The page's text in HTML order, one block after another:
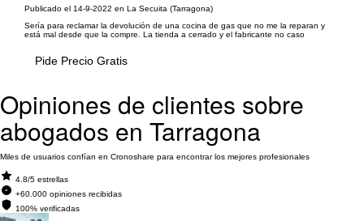
Publicado el 14-9-2022 en La Secuita (Tarragona)
Sería para reclamar la devolución de una cocina de gas que no me la reparan y
está mal desde que la compre. La tienda a cerrado y el fabricante no caso
Pide Precio Gratis
Opiniones de clientes sobre
abogados en Tarragona
Miles de usuarios confían en Cronoshare para encontrar los mejores profesionales
4.8/5 estrellas
+60.000 opiniones recibidas
100% verificadas